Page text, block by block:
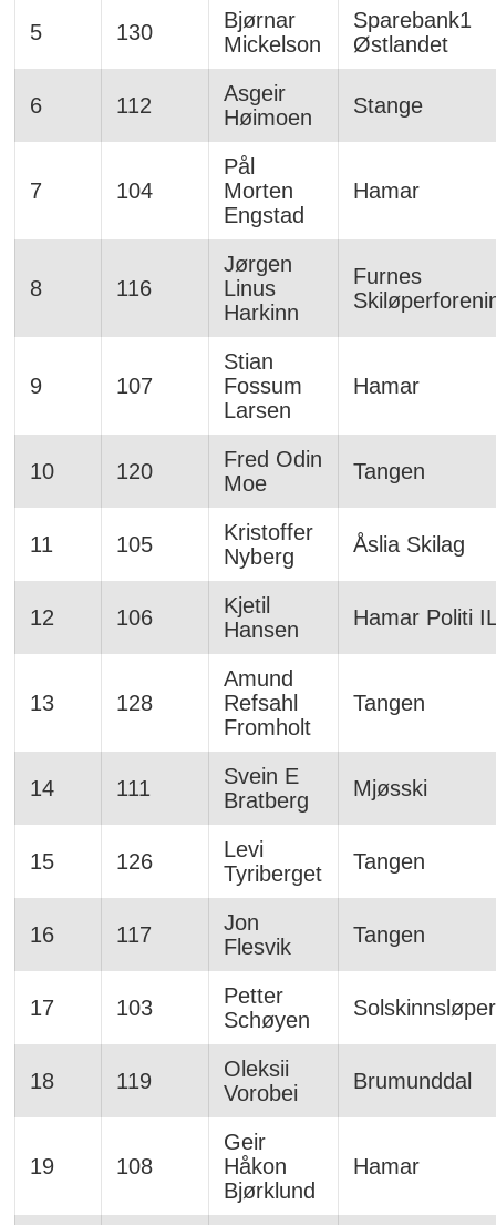
5 130
Bjørnar
Mickelson
Sparebank1
Østlandet
6 112
Asgeir
Høimoen
Stange
7 104
Pål
Morten
Engstad
Hamar
8 116
Jørgen
Linus
Harkinn
Furnes
9 107
Stian
Fossum
Larsen
Hamar
10 120
Fred Odin
Moe
Tangen
11 105
Kristoffer
Nyberg
Åslia Skilag
12 106
Kjetil
Hansen
Hamar Politi
13 128
Amund
Refsahl
Fromholt
Tangen
14 111
Svein E
Bratberg
Mjøsski
15 126
Levi
Tyriberget
Tangen
16 117
Jon
Flesvik
Tangen
17 103
Petter
Schøyen
18 119
Oleksii
Vorobei
Brumunddal
19 108
Geir
Håkon
Bjørklund
Hamar